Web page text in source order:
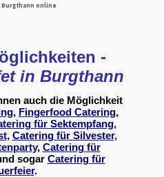
-
in Burgthann
auch die Möglichkeit
, Fingerfood Catering,
für Sektempfang,
, Catering für Silvester,
, Catering für
sogar Catering für
.